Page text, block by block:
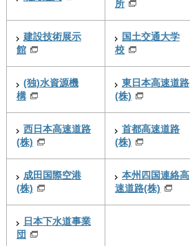
所
建設技術展示
館
国土交通大学
校
(独)水資源機
構
東日本高速道路
(株)
西日本高速道路
(株)
首都高速道路
(株)
成田国際空港
(株)
本州四国連絡高
速道路(株)
日本下水道事業
団